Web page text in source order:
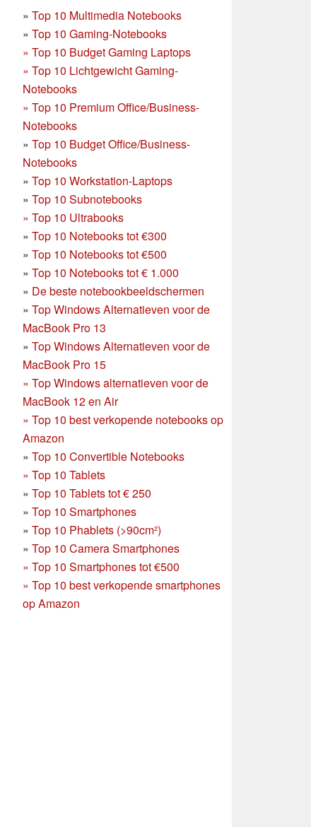
» Top 10 Multimedia Notebooks
» Top 10 Gaming-Notebooks
» Top 10 Budget Gaming Laptops
» Top 10 Lichtgewicht Gaming-
Notebooks
» Top 10 Premium Office/Business-
Notebooks
» Top 10 Budget Office/Business-
Notebooks
» Top 10 Workstation-Laptops
» Top 10 Subnotebooks
» Top 10 Ultrabooks
» Top 10 Notebooks tot €300
» Top 10 Notebooks tot €500
» Top 10 Notebooks tot € 1.000
» De beste notebookbeeldschermen
» Top Windows Alternatieven voor de
MacBook Pro 13
» Top Windows Alternatieven voor de
MacBook Pro 15
» Top Windows alternatieven voor de
MacBook 12 en Air
» Top 10 best verkopende notebooks op
Amazon
» Top 10 Convertible Notebooks
» Top 10 Tablets
» Top 10 Tablets tot € 250
» Top 10 Smartphones
» Top 10 Phablets (>90cm²)
» Top 10 Camera Smartphones
» Top 10 Smartphones tot €500
» Top 10 best verkopende smartphones
op Amazon